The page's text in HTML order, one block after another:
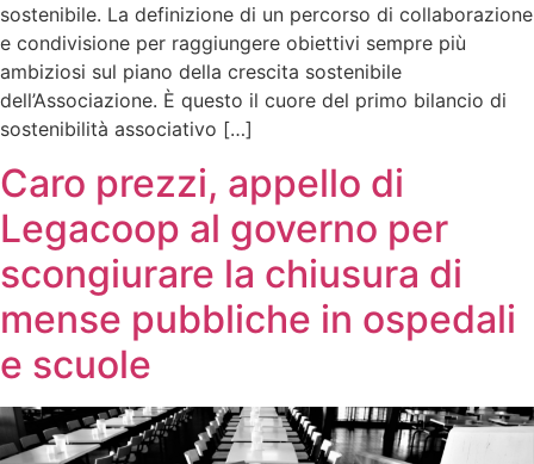
sostenibile. La definizione di un percorso di collaborazione
e condivisione per raggiungere obiettivi sempre più
ambiziosi sul piano della crescita sostenibile
dell’Associazione. È questo il cuore del primo bilancio di
sostenibilità associativo […]
Caro prezzi, appello di
Legacoop al governo per
scongiurare la chiusura di
mense pubbliche in ospedali
e scuole